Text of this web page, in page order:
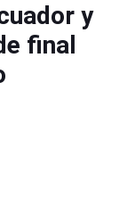
y
final